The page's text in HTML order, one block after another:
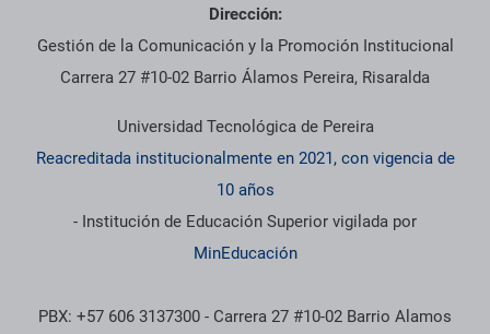
Dirección:
Gestión de la Comunicación y la Promoción Institucional
Carrera 27 #10-02 Barrio Álamos Pereira, Risaralda
Universidad Tecnológica de Pereira
Reacreditada institucionalmente en 2021, con vigencia de
10 años
- Institución de Educación Superior vigilada por
MinEducación
PBX: +57 606 3137300 - Carrera 27 #10-02 Barrio Alamos